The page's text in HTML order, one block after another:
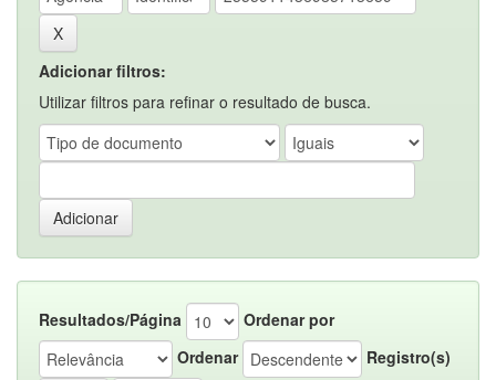
Adicionar filtros:
Utilizar filtros para refinar o resultado de busca.
Resultados/Página
Ordenar por
Ordenar
Registro(s)